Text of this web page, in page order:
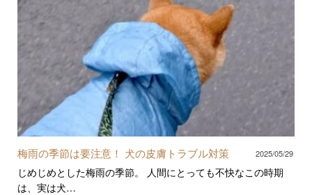
梅雨の季節は要注意！ 犬の皮膚トラブル対策 2025/05/29
じめじめとした梅雨の季節。 人間にとっても不快なこの時期
は、実は犬…